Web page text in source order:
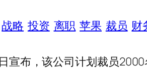
战略 投资 离职 苹果 裁员 财
宣布，该公司计划裁员2000